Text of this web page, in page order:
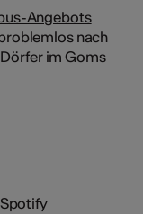
Angebots
nach
im Goms